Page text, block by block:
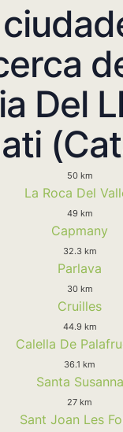
Del
50 km
La Roca Del
49 km
Capmany
32.3 km
Parlava
30 km
Cruilles
44.9 km
Calella De
36.1 km
Santa Susanna
27 km
Sant Joan Les